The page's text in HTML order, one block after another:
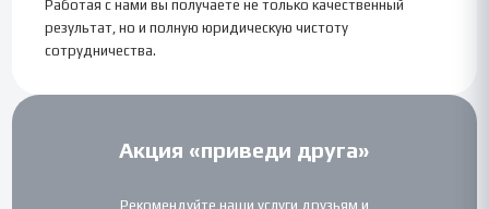
Работая с нами вы получаете не только качественный
результат, но и полную юридическую чистоту
сотрудничества.
Акция «приведи друга»
Рекомендуйте наши услуги друзьям и